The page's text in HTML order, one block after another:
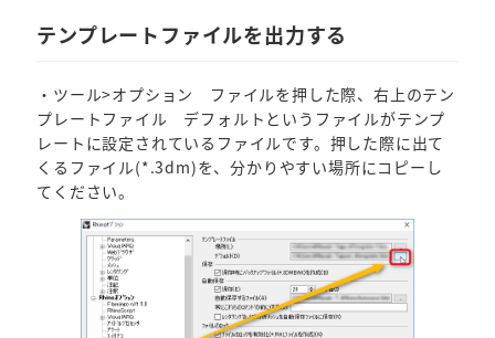
テンプレートファイルを出力する
・ツール>オプション ファイルを押した際、右上のテン
プレートファイル デフォルトというファイルがテンプ
レートに設定されているファイルです。押した際に出て
くるファイル(*.3dm)を、分かりやすい場所にコピーし
てください。